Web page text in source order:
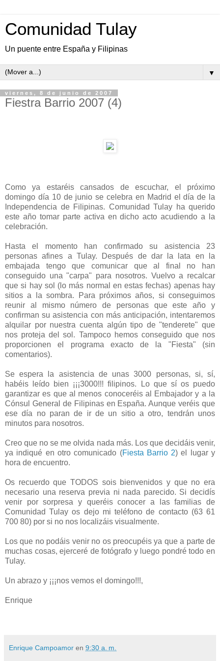
Comunidad Tulay
Un puente entre España y Filipinas
▼
viernes, 8 de junio de 2007
Fiestra Barrio 2007 (4)
Como ya estaréis cansados de escuchar, el próximo
domingo día 10 de junio se celebra en Madrid el día de la
Independencia de Filipinas. Comunidad Tulay ha querido
este año tomar parte activa en dicho acto acudiendo a la
celebración.
Hasta el momento han confirmado su asistencia 23
personas afines a Tulay. Después de dar la lata en la
embajada tengo que comunicar que al final no han
conseguido una "carpa" para nosotros. Vuelvo a recalcar
que si hay sol (lo más normal en estas fechas) apenas hay
sitios a la sombra. Para próximos años, si conseguimos
reunir al mismo número de personas que este año y
confirman su asistencia con más anticipación, intentaremos
alquilar por nuestra cuenta algún tipo de "tenderete" que
nos proteja del sol. Tampoco hemos conseguido que nos
proporcionen el programa exacto de la "Fiesta" (sin
comentarios).
Se espera la asistencia de unas 3000 personas, si, sí,
habéis leído bien ¡¡¡3000!!! filipinos. Lo que sí os puedo
garantizar es que al menos conoceréis al Embajador y a la
Cónsul General de Filipinas en España. Aunque veréis que
ese día no paran de ir de un sitio a otro, tendrán unos
minutos para nosotros.
Creo que no se me olvida nada más. Los que decidáis venir,
ya indiqué en otro comunicado (Fiesta Barrio 2) el lugar y
hora de encuentro.
Os recuerdo que TODOS sois bienvenidos y que no era
necesario una reserva previa ni nada parecido. Si decidís
venir por sorpresa y queréis conocer a las familias de
Comunidad Tulay os dejo mi teléfono de contacto (63 61
700 80) por si no nos localizáis visualmente.
Los que no podáis venir no os preocupéis ya que a parte de
muchas cosas, ejerceré de fotógrafo y luego pondré todo en
Tulay.
Un abrazo y ¡¡¡nos vemos el domingo!!!,
Enrique
Enrique Campoamor en 9:30 a. m.